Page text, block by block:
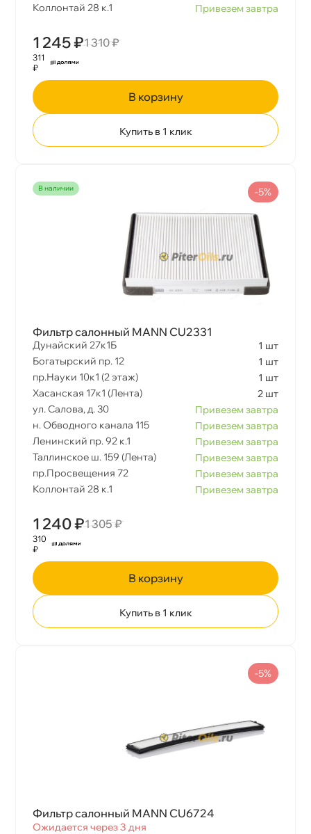
Коллонтай 28 к.1 Привезем завтра
1 245 ₽1 310 ₽
311
₽
корзину
Купить в 1 клик
наличии
Фильтр салонный MANN CU2331
Дунайский 27к1Б
1 шт
Богатырский пр. 12
1 шт
пр.Науки 10к1 (2 этаж)
1 шт
Хасанская 17к1 (Лента)
2 шт
ул. Салова, д. 30
Привезем завтра
н. Обводного канала 115
Привезем завтра
Ленинский пр. 92 к.1
Привезем завтра
Таллинское ш. 159 (Лента)
Привезем завтра
пр.Просвещения 72
Привезем завтра
Коллонтай 28 к.1
Привезем завтра
1 240 ₽1 305 ₽
-5%
310
₽
корзину
Купить в 1 клик
Фильтр салонный MANN CU6724
Ожидается через 3 дня
-5%